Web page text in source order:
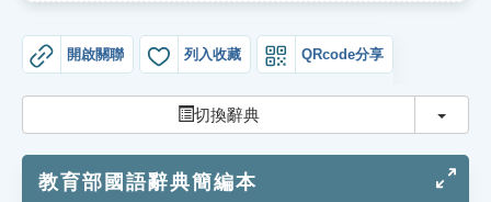
成語故事
索引選單
單字索引
開啟關聯 列入收藏 QRcode分享
切換辭典 切換
教育部國語辭典簡編本